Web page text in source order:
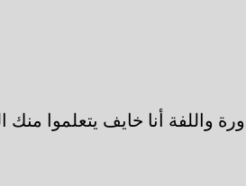
واللفة أنا خايف يتعلموا